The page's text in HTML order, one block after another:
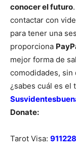
conocer el futuro
contactar con
para tener una
proporciona
mejor forma de
comodidades, sin
¿sabes cuál es el
Donate:
Tarot Visa: